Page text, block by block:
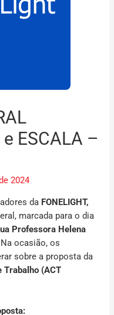
e ESCALA –
2024
da FONELIGHT,
marcada para o dia
Professora Helena
ocasião, os
sobre a proposta da
Trabalho (ACT